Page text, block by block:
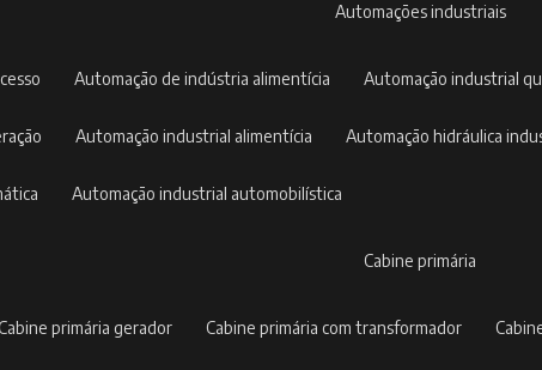
automações industriais
automação de indústria alimentícia automação industrial
automação industrial alimentícia automação hidráulica
automação industrial automobilística
cabine primária
cabine primária gerador cabine primária com transformador